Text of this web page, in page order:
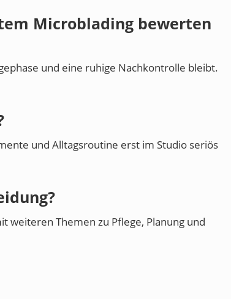
Microblading bewerten
und eine ruhige Nachkontrolle bleibt.
und Alltagsroutine erst im Studio seriös
weiteren Themen zu Pflege, Planung und